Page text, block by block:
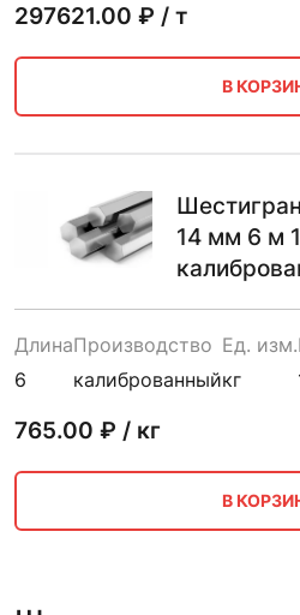
297621.00 ₽ / т
В
14 мм 6 м
Длина
6
Производство
калиброванный
Ед. изм.
кг
765.00 ₽ / кг
В